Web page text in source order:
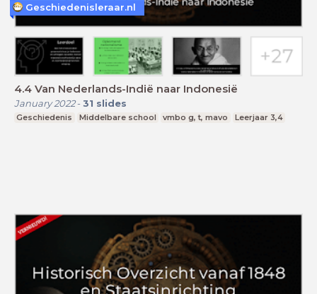
4.4 Van Nederlands-Indië naar Indonesië
January 2022- 31 slides
Geschiedenis Middelbare school vmbo g, t, mavo Leerjaar 3,4
Geschiedenisleraar.nl